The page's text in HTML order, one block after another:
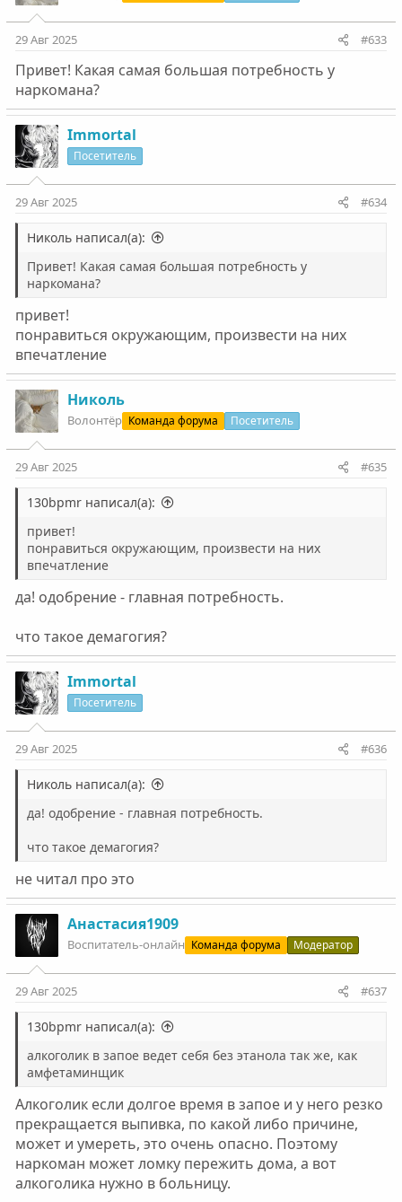
29 Авг 2025 #633
Привет! Какая самая большая потребность у
наркомана?
Immortal
Посетитель
29 Авг 2025 #634
Николь написал(а):
Привет! Какая самая большая потребность у
наркомана?
привет!
понравиться окружающим, произвести на них
впечатление
Николь
Волонтëр Команда форума Посетитель
29 Авг 2025 #635
130bpmr написал(а):
привет!
понравиться окружающим, произвести на них
впечатление
да! одобрение - главная потребность.
что такое демагогия?
Immortal
Посетитель
29 Авг 2025 #636
Николь написал(а):
да! одобрение - главная потребность.
что такое демагогия?
не читал про это
Анастасия1909
Воспитатель-онлайн Команда форума Модератор
29 Авг 2025 #637
130bpmr написал(а):
алкоголик в запое ведет себя без этанола так же, как
амфетаминщик
Алкоголик если долгое время в запое и у него резко
прекращается выпивка, по какой либо причине,
может и умереть, это очень опасно. Поэтому
наркоман может ломку пережить дома, а вот
алкоголика нужно в больницу.